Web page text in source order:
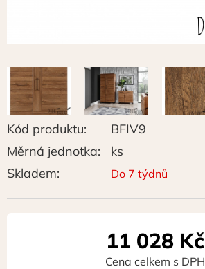
Kód produktu:
BFIV9
Měrná jednotka:
ks
Skladem:
Do 7 týdnů
11 028 Kč
Cena celkem s DPH